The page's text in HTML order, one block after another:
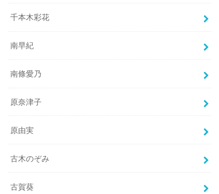
千本木彩花
南早紀
南條愛乃
原奈津子
原由実
古木のぞみ
古賀葵